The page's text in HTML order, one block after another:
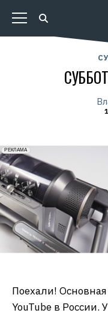
erid: 2VfnxxmNzs5
РЕКЛАМА
Поехали!
YouTube в России.